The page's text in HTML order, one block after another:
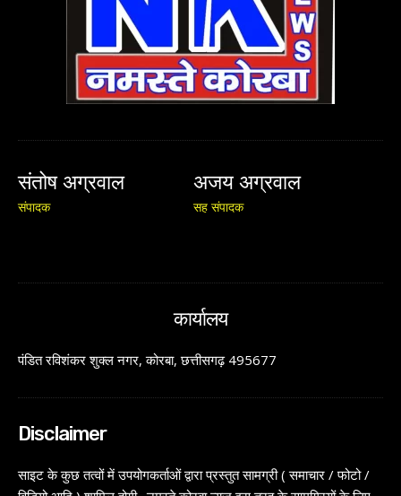
संतोष अग्रवाल
संपादक
अजय अग्रवाल
सह संपादक
कार्यालय
पंडित रविशंकर शुक्ल नगर, कोरबा, छत्तीसगढ़ 495677
Disclaimer
साइट के कुछ तत्वों में उपयोगकर्ताओं द्वारा प्रस्तुत सामग्री ( समाचार / फोटो /